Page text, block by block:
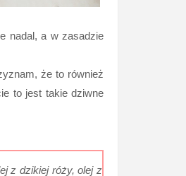
nadal, a w zasadzie
że to również
to jest takie dziwne
z dzikiej róży, olej z